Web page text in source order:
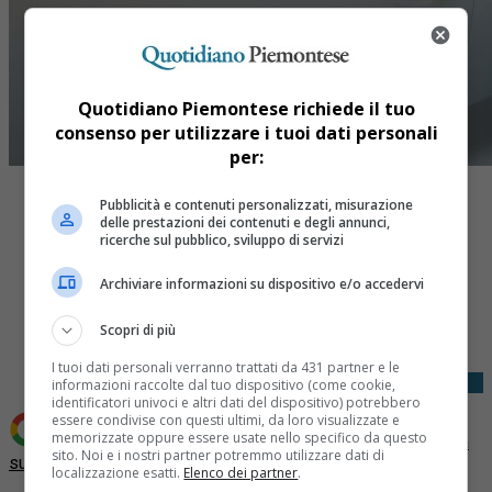
Share
Tweet
Aggiungi Quotidiano Piemontese come Fonte preferita
su Google
Quotidiano Piemontese richiede il tuo
consenso per utilizzare i tuoi dati personali
per:
Pubblicità e contenuti personalizzati, misurazione
delle prestazioni dei contenuti e degli annunci,
ricerche sul pubblico, sviluppo di servizi
Archiviare informazioni su dispositivo e/o accedervi
Scopri di più
I tuoi dati personali verranno trattati da 431 partner e le
informazioni raccolte dal tuo dispositivo (come cookie,
identificatori univoci e altri dati del dispositivo) potrebbero
essere condivise con questi ultimi, da loro visualizzate e
memorizzate oppure essere usate nello specifico da questo
sito. Noi e i nostri partner potremmo utilizzare dati di
localizzazione esatti. Elenco dei partner.